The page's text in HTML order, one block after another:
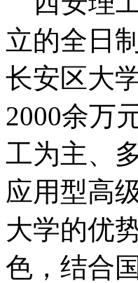
立的全日
长安区大
2000余万
工为主、
应用型高
大学的优
色，结合